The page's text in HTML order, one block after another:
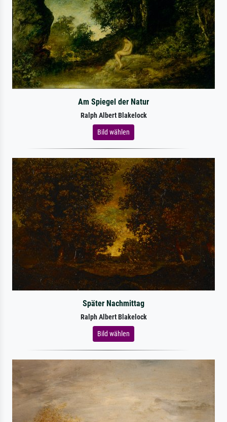
Am Spiegel der Natur
Ralph Albert Blakelock
Bild wählen
Später Nachmittag
Ralph Albert Blakelock
Bild wählen